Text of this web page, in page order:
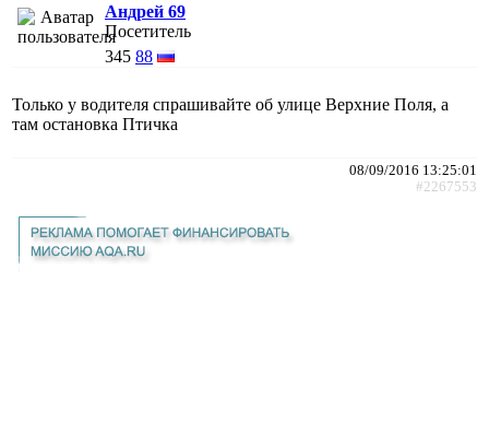
Андрей 69
Посетитель
345 88
Только у водителя спрашивайте об улице Верxние Поля, а
там остановка Птичка
08/09/2016 13:25:01
#2267553